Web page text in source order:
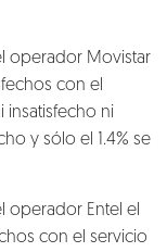
operador Movistar
con el
insatisfecho ni
y sólo el 1.4% se
operador Entel el
con el servicio